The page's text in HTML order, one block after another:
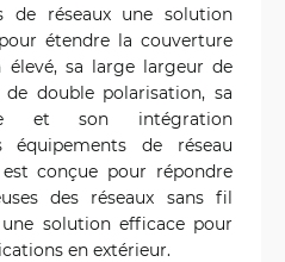
de réseaux une solution
étendre la couverture
sa large largeur de
de double polarisation, sa
et son intégration
équipements de réseau
est conçue pour répondre
des réseaux sans fil
solution efficace pour
en extérieur.